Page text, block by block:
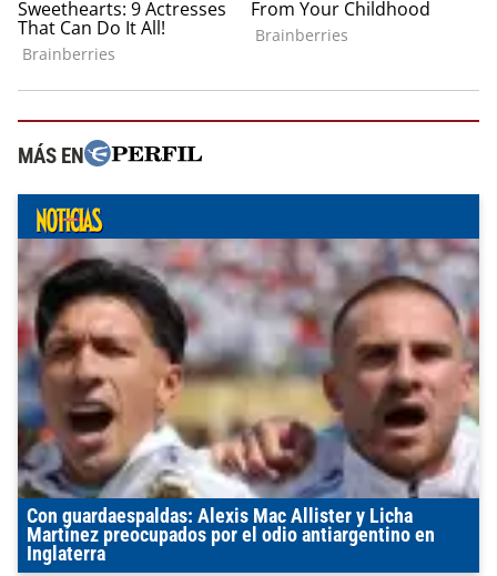
MÁS EN
Con guardaespaldas: Alexis Mac Allister y Licha
Martínez preocupados por el odio antiargentino en
Inglaterra